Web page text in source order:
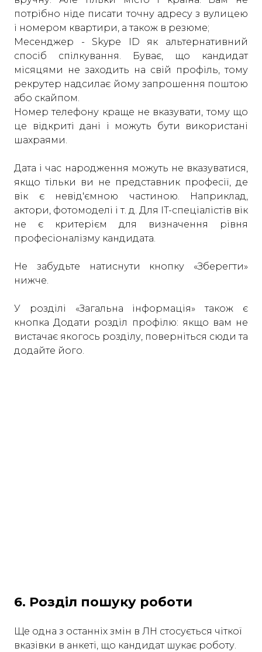
потрібно ніде писати точну адресу з вулицею
і номером квартири, а також в резюме;
Месенджер - Skype ID як альтернативний
спосіб спілкування. Буває, що кандидат
місяцями не заходить на свій профіль, тому
рекрутер надсилає йому запрошення поштою
або скайпом.
Номер телефону краще не вказувати, тому що
це відкриті дані і можуть бути використані
шахраями.
Дата і час народження можуть не вказуватися,
якщо тільки ви не представник професії, де
вік є невід'ємною частиною. Наприклад,
актори, фотомоделі і т. д. Для IT-спеціалістів вік
не є критерієм для визначення рівня
професіоналізму кандидата.
Не забудьте натиснути кнопку «Зберегти»
нижче.
У розділі «Загальна інформація» також є
кнопка Додати розділ профілю: якщо вам не
вистачає якогось розділу, поверніться сюди та
додайте його.
6. Розділ пошуку роботи
Ще одна з останніх змін в ЛН стосується чіткої
вказівки в анкеті, що кандидат шукає роботу.